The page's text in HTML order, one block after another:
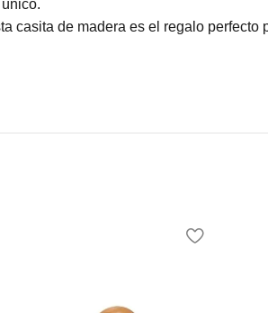
casita de madera es el regalo perfecto